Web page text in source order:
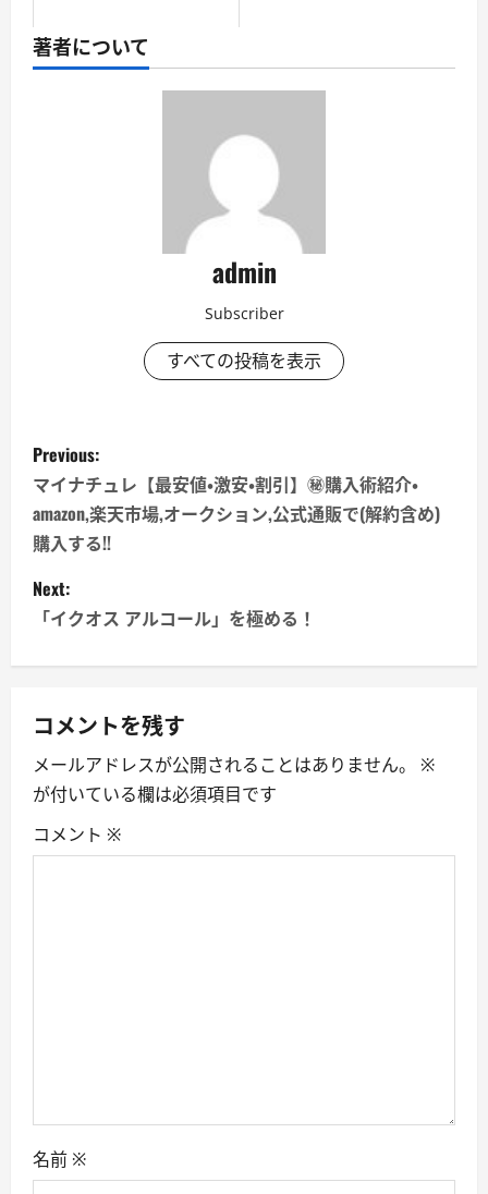
著者について
admin
Subscriber
すべての投稿を表示
P
o
s
t
n
a
v
i
g
a
Previous:
マイナチュレ【最安値・激安・割引】㊙購入術紹介・
amazon,楽天市場,オークション,公式通販で(解約含め)
購入する!!
Next:
「イクオス アルコール」を極める！
コメントを残す
メールアドレスが公開されることはありません。
※
が付いている欄は必須項目です
コメント ※
名前 ※